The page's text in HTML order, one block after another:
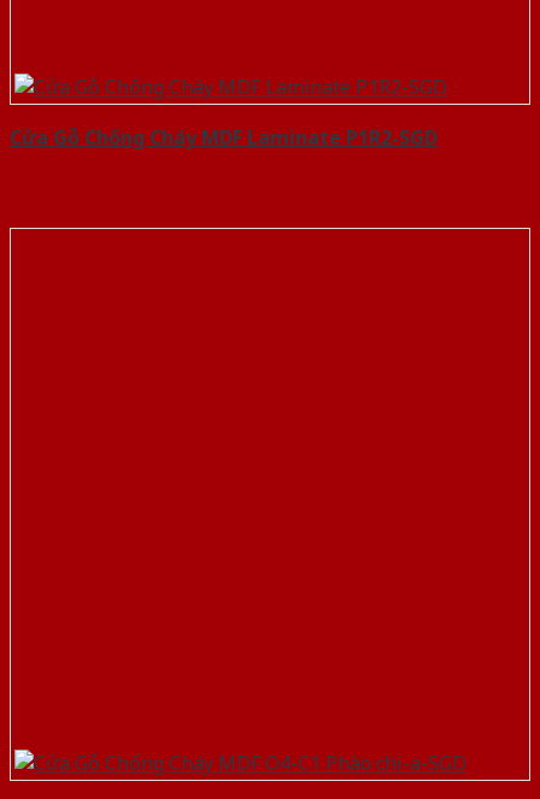
Cửa Gỗ Chống Cháy MDF Laminate P1R2-SGD